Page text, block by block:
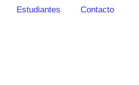
Estudiantes Contacto